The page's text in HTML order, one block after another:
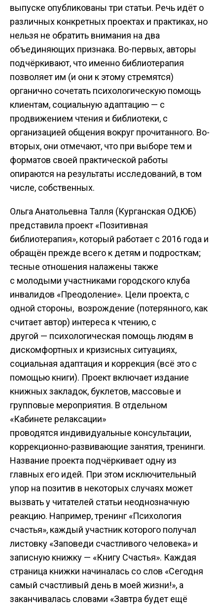
выпуске опубликованы три статьи. Речь идёт о
различных конкретных проектах и практиках, но
нельзя не обратить внимания на два
объединяющих признака. Во-первых, авторы
подчёркивают, что именно библиотерапия
позволяет им (и они к этому стремятся)
органично сочетать психологическую помощь
клиентам, социальную адаптацию — с
продвижением чтения и библиотеки, с
организацией общения вокруг прочитанного. Во-
вторых, они отмечают, что при выборе тем и
форматов своей практической работы
опираются на результаты исследований, в том
числе, собственных.
Ольга Анатольевна Талля (Курганская ОДЮБ)
представила проект «Позитивная
библиотерапия», который работает с 2016 года и
обращён прежде всего к детям и подросткам;
тесные отношения налажены также
с молодыми участниками городского клуба
инвалидов «Преодоление». Цели проекта, с
одной стороны, возрождение (потерянного, как
считает автор) интереса к чтению, с
другой — психологическая помощь людям в
дискомфортных и кризисных ситуациях,
социальная адаптация и коррекция (всё это с
помощью книги). Проект включает издание
книжных закладок, буклетов, массовые и
групповые мероприятия. В отдельном
«Кабинете релаксации»
проводятся индивидуальные консультации,
коррекционно-развивающие занятия, тренинги.
Название проекта подчёркивает одну из
главных его идей. При этом исключительный
упор на позитив в некоторых случаях может
вызвать у читателей статьи неоднозначную
реакцию. Например, тренинг «Психология
счастья», каждый участник которого получал
листовку «Заповеди счастливого человека» и
записную книжку — «Книгу Счастья». Каждая
страница книжки начиналась со слов «Сегодня
самый счастливый день в моей жизни!», а
заканчивалась словами «Завтра будет ещё